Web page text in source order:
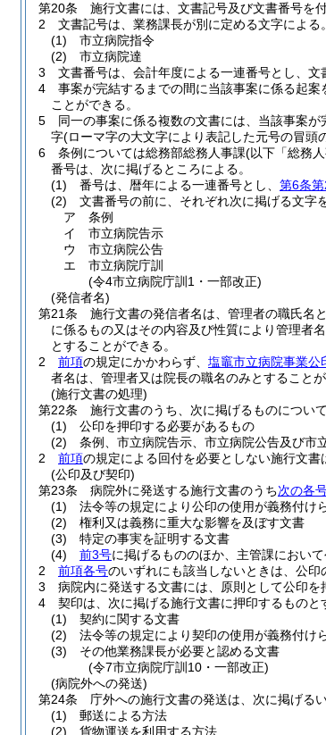
第20条
施行文書には、文書記号及び文書番号を
2
文書記号は、業務課長が別に定める文字による。
(1)
市立病院指令
(2)
市立病院達
3
文書番号は、会計年度による一連番号とし、文
4
事案が完結するまでの間に当該事案に係る起
ことができる。
5
同一の事案に係る複数の文書には、当該事案
字(ローマ字の大文字により表記した元号の冒頭
6
条例については総務部総務人事課(以下「総務
番号は、次に掲げるところによる。
(1)
番号は、暦年による一連番号とし、 第6条
(2)
文書番号の前に、それぞれ次に掲げる文字
ア
条例
イ
市立病院告示
ウ
市立病院公告
エ
市立病院庁訓
(令4市立病院庁訓1・一部改正)
(発信者名)
第21条
施行文書の発信者名は、管理者の職氏名と
に係るもの又はその内容及び性質により管理者
とすることができる。
2
前項の規定にかかわらず、 塩竈市立病院事業公
者名は、管理者又は院長の職名のみとすることが
(施行文書の処理)
第22条
施行文書のうち、次に掲げるものについ
(1)
公印を押印する必要があるもの
(2)
条例、市立病院告示、市立病院公告及び市
2
前項の規定による回付を必要としない施行文
(公印及び契印)
第23条
病院外に発送する施行文書のうち次の各
(1)
法令等の規定により公印の使用が義務付け
(2)
権利又は義務に重大な影響を及ぼす文書
(3)
特定の事実を証明する文書
(4)
前3号に掲げるもののほか、主管課におい
2
前項各号のいずれにも該当しないときは、公
3
病院内に発送する文書には、原則として公印を
4
契印は、次に掲げる施行文書に押印するものと
(1)
契約に関する文書
(2)
法令等の規定により契印の使用が義務付け
(3)
その他業務課長が必要と認める文書
(令7市立病院庁訓10・一部改正)
(病院外への発送)
第24条
庁外への施行文書の発送は、次に掲げる
(1)
郵送による方法
(2)
貨物運送を利用する方法